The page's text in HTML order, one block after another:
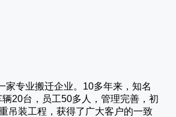
家专业搬迁企业。10多年来，知名
20台，员工50多人，管理完善，初
吊装工程，获得了广大客户的一致